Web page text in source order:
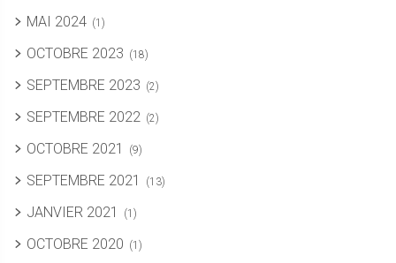
MAI 2024 (1)
OCTOBRE 2023 (18)
SEPTEMBRE 2023 (2)
SEPTEMBRE 2022 (2)
OCTOBRE 2021 (9)
SEPTEMBRE 2021 (13)
JANVIER 2021 (1)
OCTOBRE 2020 (1)